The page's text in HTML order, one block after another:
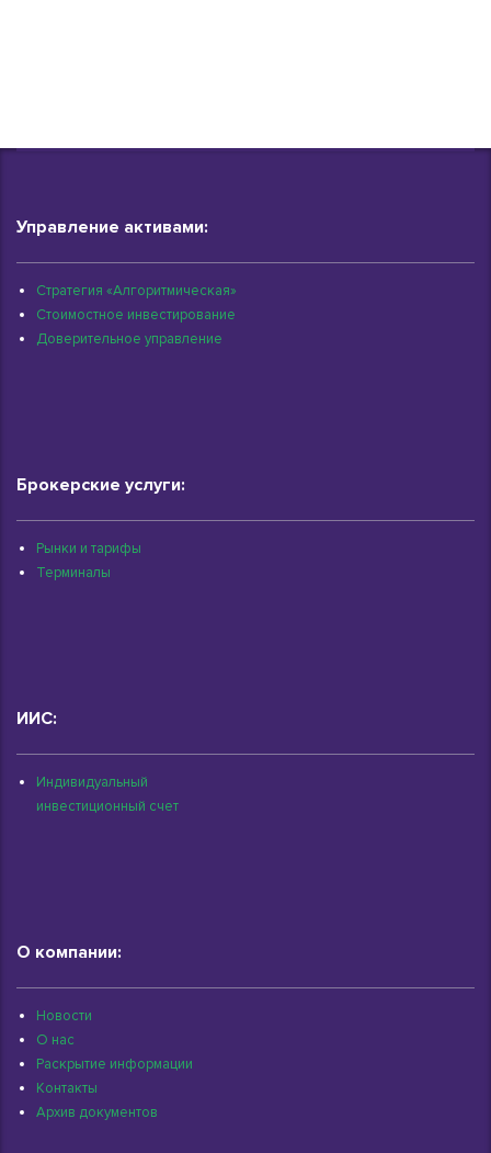
Управление активами:
Стратегия «Алгоритмическая»
Стоимостное инвестирование
Доверительное управление
Брокерские услуги:
Рынки и тарифы
Терминалы
ИИС:
Индивидуальный
инвестиционный счет
О компании:
Новости
О нас
Раскрытие информации
Контакты
Архив документов